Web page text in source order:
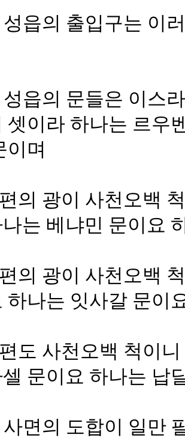
성읍의 출입구는 이
성읍의 문들은 이스
셋이라 하나는 르우
이며
의 광이 사천오백
는 베냐민 문이요
의 광이 사천오백
하나는 잇사갈 문이
도 사천오백 척이
문이요 하나는 납
사면의 도합이 일만